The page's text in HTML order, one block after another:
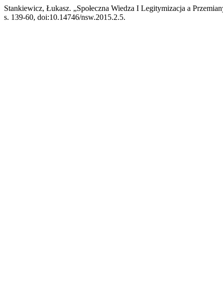
Stankiewicz, Łukasz. „Społeczna Wiedza I Legitymizacja a
s. 139-60, doi:10.14746/nsw.2015.2.5.